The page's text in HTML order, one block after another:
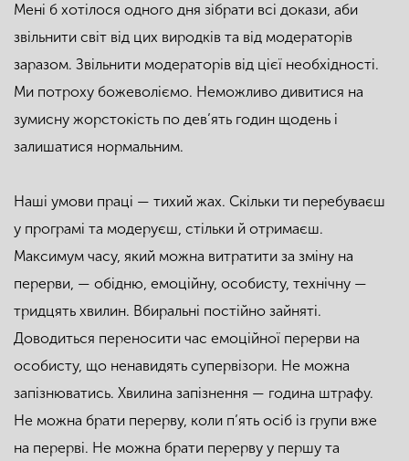
Мені б хотілося одного дня зібрати всі докази, аби
звільнити світ від цих виродків та від модераторів
заразом. Звільнити модераторів від цієї необхідності.
Ми потроху божеволіємо. Неможливо дивитися на
зумисну жорстокість по дев’ять годин щодень і
залишатися нормальним.
Наші умови праці — тихий жах. Скільки ти перебуваєш
у програмі та модеруєш, стільки й отримаєш.
Максимум часу, який можна витратити за зміну на
перерви, — обідню, емоційну, особисту, технічну —
тридцять хвилин. Вбиральні постійно зайняті.
Доводиться переносити час емоційної перерви на
особисту, що ненавидять супервізори. Не можна
запізнюватись. Хвилина запізнення — година штрафу.
Не можна брати перерву, коли п’ять осіб із групи вже
на перерві. Не можна брати перерву у першу та